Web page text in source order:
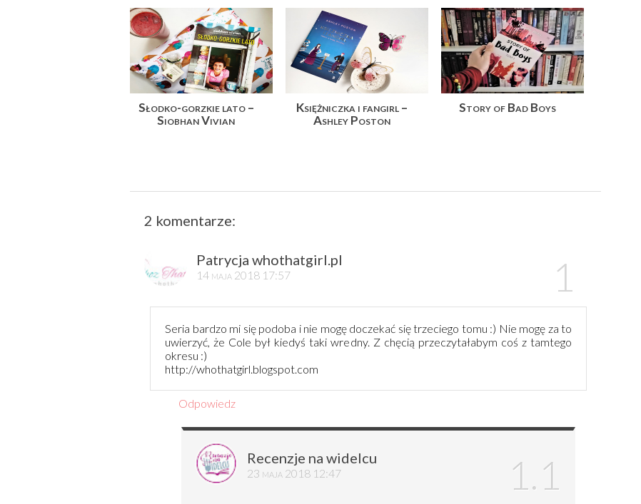
Słodko-gorzkie lato –
Siobhan Vivian
Księżniczka i fangirl –
Ashley Poston
Story of Bad Boys
2 komentarze:
Patrycja whothatgirl.pl
14 maja 2018 17:57
Seria bardzo mi się podoba i nie mogę doczekać się trzeciego tomu :) Nie mogę za to
uwierzyć, że Cole był kiedyś taki wredny. Z chęcią przeczytałabym coś z tamtego
okresu :)
http://whothatgirl.blogspot.com
Odpowiedz
Recenzje na widelcu
23 maja 2018 12:47